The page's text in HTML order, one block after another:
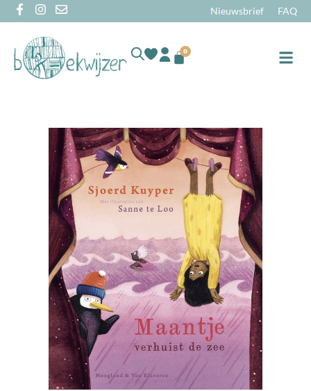
Nieuwsbrief FAQ
0